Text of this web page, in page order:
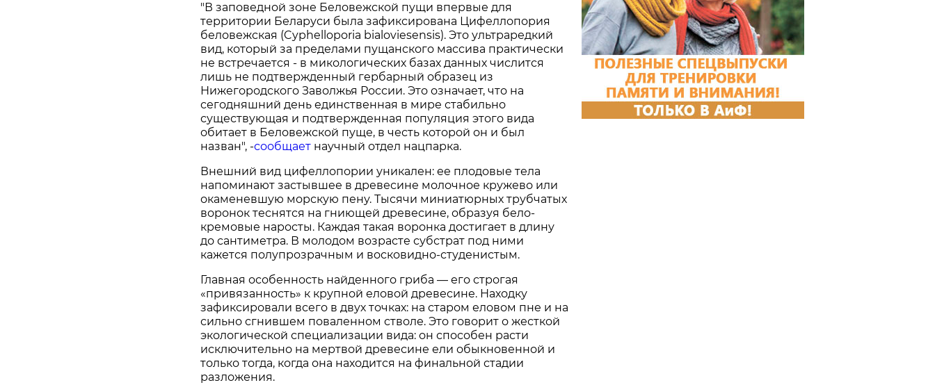
"В заповедной зоне Беловежской пущи впервые для
территории Беларуси была зафиксирована Цифеллопория
беловежская (Cyphelloporia bialoviesensis). Это ультраредкий
вид, который за пределами пущанского массива практически
не встречается - в микологических базах данных числится
лишь не подтвержденный гербарный образец из
Нижегородского Заволжья России. Это означает, что на
сегодняшний день единственная в мире стабильно
существующая и подтвержденная популяция этого вида
обитает в Беловежской пуще, в честь которой он и был
назван", -сообщает научный отдел нацпарка.
Внешний вид цифеллопории уникален: ее плодовые тела
напоминают застывшее в древесине молочное кружево или
окаменевшую морскую пену. Тысячи миниатюрных трубчатых
воронок теснятся на гниющей древесине, образуя бело-
кремовые наросты. Каждая такая воронка достигает в длину
до сантиметра. В молодом возрасте субстрат под ними
кажется полупрозрачным и восковидно-студенистым.
Главная особенность найденного гриба — его строгая
«привязанность» к крупной еловой древесине. Находку
зафиксировали всего в двух точках: на старом еловом пне и на
сильно сгнившем поваленном стволе. Это говорит о жесткой
экологической специализации вида: он способен расти
исключительно на мертвой древесине ели обыкновенной и
только тогда, когда она находится на финальной стадии
разложения.